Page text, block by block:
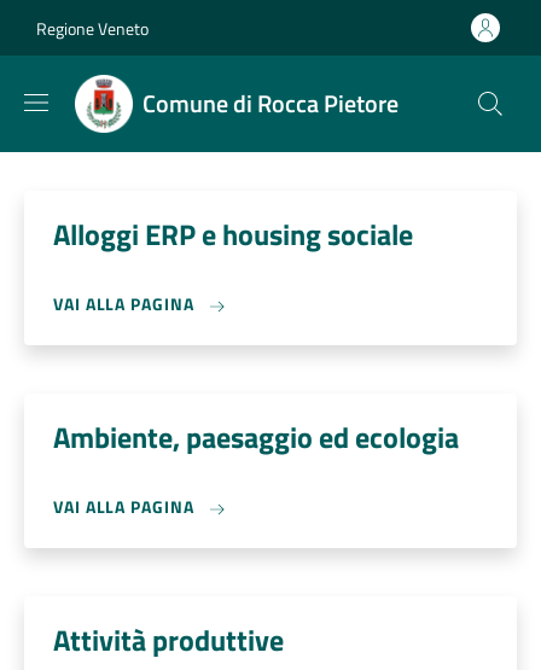
Regione Veneto
Comune di Rocca Pietore
Alloggi ERP e housing sociale
VAI ALLA PAGINA
Ambiente, paesaggio ed ecologia
VAI ALLA PAGINA
Attività produttive